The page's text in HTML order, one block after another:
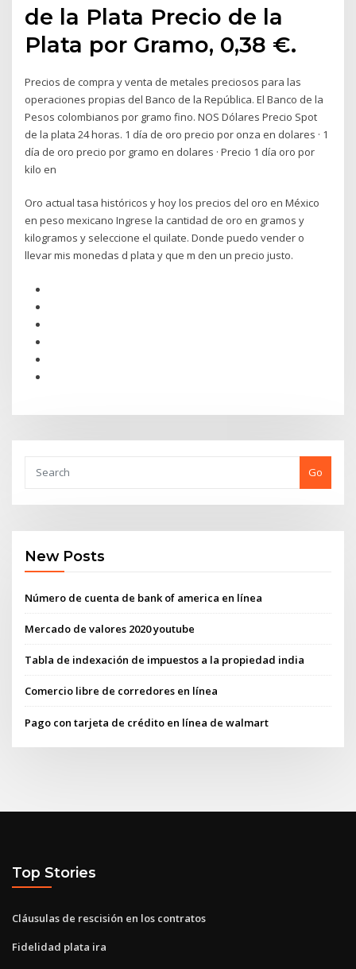
de la Plata Precio de la
Plata por Gramo, 0,38 €.
Precios de compra y venta de metales preciosos para las
operaciones propias del Banco de la República. El Banco de la
Pesos colombianos por gramo fino. NOS Dólares Precio Spot
de la plata 24 horas. 1 día de oro precio por onza en dolares · 1
día de oro precio por gramo en dolares · Precio 1 día oro por
kilo en
Oro actual tasa históricos y hoy los precios del oro en México
en peso mexicano Ingrese la cantidad de oro en gramos y
kilogramos y seleccione el quilate. Donde puedo vender o
llevar mis monedas d plata y que m den un precio justo.
Go
New Posts
Número de cuenta de bank of america en línea
Mercado de valores 2020 youtube
Tabla de indexación de impuestos a la propiedad india
Comercio libre de corredores en línea
Pago con tarjeta de crédito en línea de walmart
Top Stories
Cláusulas de rescisión en los contratos
Fidelidad plata ira